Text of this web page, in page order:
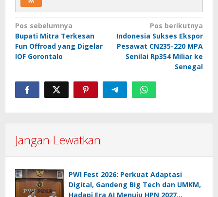
Navigasi
pos
Pos sebelumnya
Bupati Mitra Terkesan
Fun Offroad yang Digelar
IOF Gorontalo
Pos berikutnya
Indonesia Sukses Ekspor
Pesawat CN235-220 MPA
Senilai Rp354 Miliar ke
Senegal
Jangan Lewatkan
PWI Fest 2026: Perkuat Adaptasi
Digital, Gandeng Big Tech dan UMKM,
Hadapi Era AI Menuju HPN 2027